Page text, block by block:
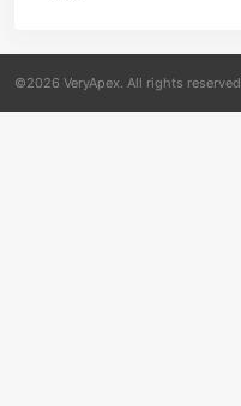
©2026 VeryApex. All rights reserved.